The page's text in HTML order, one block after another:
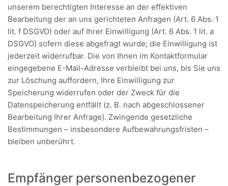
unserem berechtigten Interesse an der effektiven
Bearbeitung der an uns gerichteten Anfragen (Art. 6 Abs. 1
lit. f DSGVO) oder auf Ihrer Einwilligung (Art. 6 Abs. 1 lit. a
DSGVO) sofern diese abgefragt wurde; die Einwilligung ist
jederzeit widerrufbar. Die von Ihnen im Kontaktformular
eingegebene E-Mail-Adresse verbleibt bei uns, bis Sie uns
zur Löschung auffordern, Ihre Einwilligung zur
Speicherung widerrufen oder der Zweck für die
Datenspeicherung entfällt (z. B. nach abgeschlossener
Bearbeitung Ihrer Anfrage). Zwingende gesetzliche
Bestimmungen – insbesondere Aufbewahrungsfristen –
bleiben unberührt.
Empfänger personenbezogener